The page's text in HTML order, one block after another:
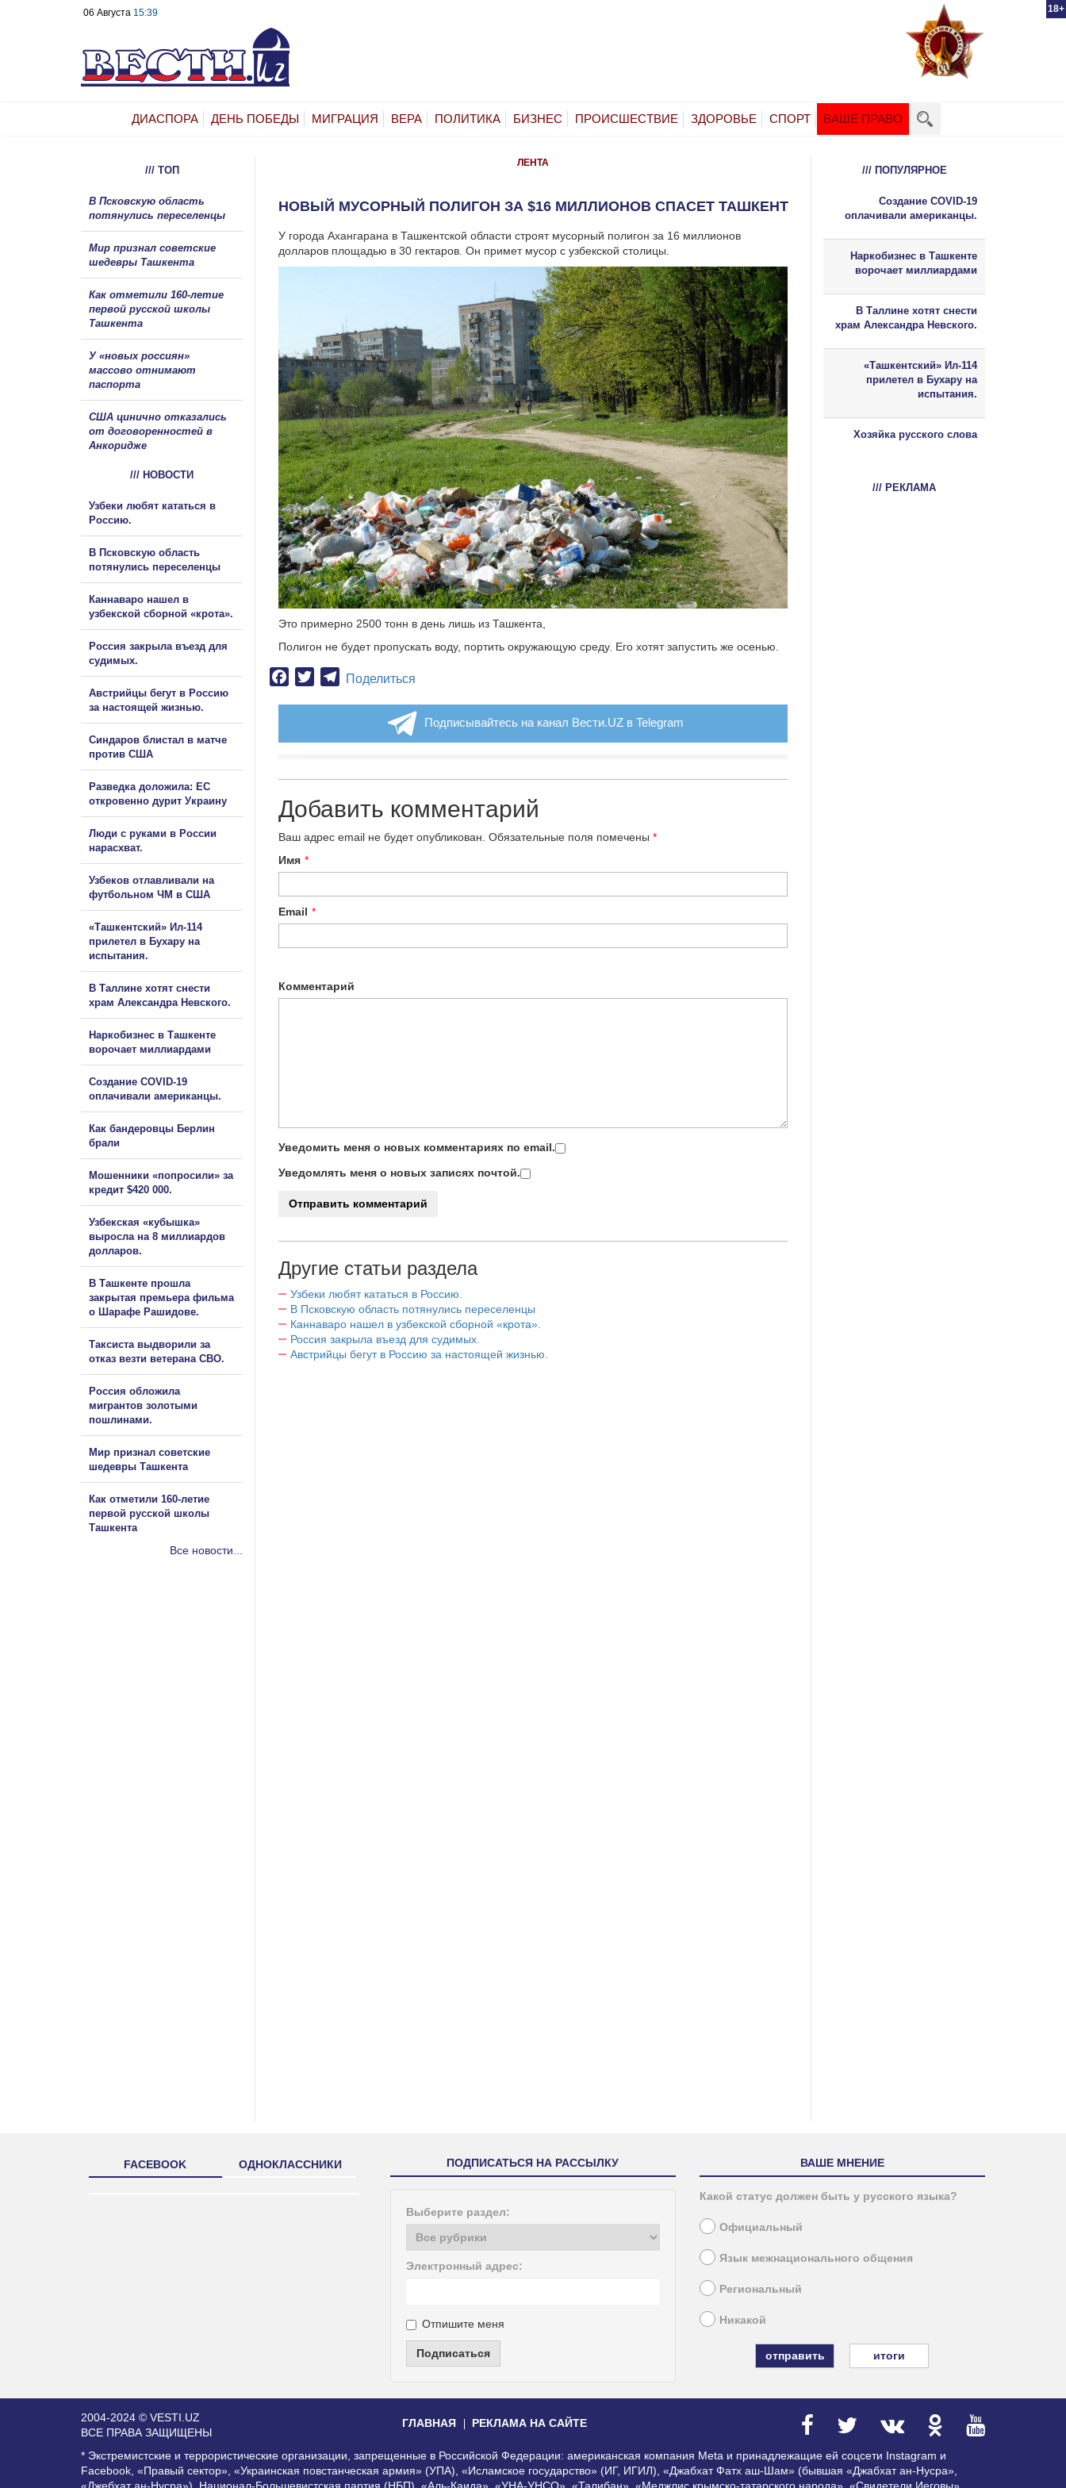
18+
06 Августа 15:39
ДИАСПОРА ДЕНЬ ПОБЕДЫ МИГРАЦИЯ ВЕРА ПОЛИТИКА БИЗНЕС ПРОИСШЕСТВИЕ ЗДОРОВЬЕ СПОРТ ВАШЕ ПРАВО
ЛЕНТА
НОВЫЙ МУСОРНЫЙ ПОЛИГОН ЗА $16 МИЛЛИОНОВ СПАСЕТ ТАШКЕНТ
У города Ахангарана в Ташкентской области строят мусорный полигон за 16 миллионов
долларов площадью в 30 гектаров. Он примет мусор с узбекской столицы.
Это примерно 2500 тонн в день лишь из Ташкента,
Полигон не будет пропускать воду, портить окружающую среду. Его хотят запустить же осенью.
Facebook
TwitterTelegram
Поделиться
Подписывайтесь на канал Вести.UZ в Telegram
Добавить комментарий
Ваш адрес email не будет опубликован. Обязательные поля помечены *
Имя *
Email *
Комментарий
Уведомить меня о новых комментариях по email.
Уведомлять меня о новых записях почтой.
Другие статьи раздела
Узбеки любят кататься в Россию.
В Псковскую область потянулись переселенцы
Каннаваро нашел в узбекской сборной «крота».
Россия закрыла въезд для судимых.
Австрийцы бегут в Россию за настоящей жизнью.
/// ТОП
В Псковскую область
потянулись переселенцы
Мир признал советские
шедевры Ташкента
Как отметили 160-летие
первой русской школы
Ташкента
У «новых россиян»
массово отнимают
паспорта
США цинично отказались
от договоренностей в
Анкоридже
/// НОВОСТИ
Узбеки любят кататься в
Россию.
В Псковскую область
потянулись переселенцы
Каннаваро нашел в
узбекской сборной «крота».
Россия закрыла въезд для
судимых.
Австрийцы бегут в Россию
за настоящей жизнью.
Синдаров блистал в матче
против США
Разведка доложила: ЕС
откровенно дурит Украину
Люди с руками в России
нарасхват.
Узбеков отлавливали на
футбольном ЧМ в США
«Ташкентский» Ил-114
прилетел в Бухару на
испытания.
В Таллине хотят снести
храм Александра Невского.
Наркобизнес в Ташкенте
ворочает миллиардами
Создание COVID-19
оплачивали американцы.
Как бандеровцы Берлин
брали
Мошенники «попросили» за
кредит $420 000.
Узбекская «кубышка»
выросла на 8 миллиардов
долларов.
В Ташкенте прошла
закрытая премьера фильма
о Шарафе Рашидове.
Таксиста выдворили за
отказ везти ветерана СВО.
Россия обложила
мигрантов золотыми
пошлинами.
Мир признал советские
шедевры Ташкента
Как отметили 160-летие
первой русской школы
Ташкента
Все новости...
/// ПОПУЛЯРНОЕ
Создание COVID-19
оплачивали американцы.
Наркобизнес в Ташкенте
ворочает миллиардами
В Таллине хотят снести
храм Александра Невского.
«Ташкентский» Ил-114
прилетел в Бухару на
испытания.
Хозяйка русского слова
/// РЕКЛАМА
FACEBOOK ОДНОКЛАССНИКИ ПОДПИСАТЬСЯ НА РАССЫЛКУ
Выберите раздел:
Электронный адрес:
Отпишите меня
Подписаться
ВАШЕ МНЕНИЕ
Какой статус должен быть у русского языка?
Официальный
Язык межнационального общения
Региональный
Никакой
итоги
2004-2024 © VESTI.UZ
ВСЕ ПРАВА ЗАЩИЩЕНЫ
ГЛАВНАЯ РЕКЛАМА НА САЙТЕ
* Экстремистские и террористические организации, запрещенные в Российской Федерации: американская компания Meta и принадлежащие ей соцсети Instagram и
Facebook, «Правый сектор», «Украинская повстанческая армия» (УПА), «Исламское государство» (ИГ, ИГИЛ), «Джабхат Фатх аш-Шам» (бывшая «Джабхат ан-Нусра»,
«Джебхат ан-Нусра»), Национал-Большевистская партия (НБП), «Аль-Каида», «УНА-УНСО», «Талибан», «Меджлис крымско-татарского народа», «Свидетели Иеговы»,